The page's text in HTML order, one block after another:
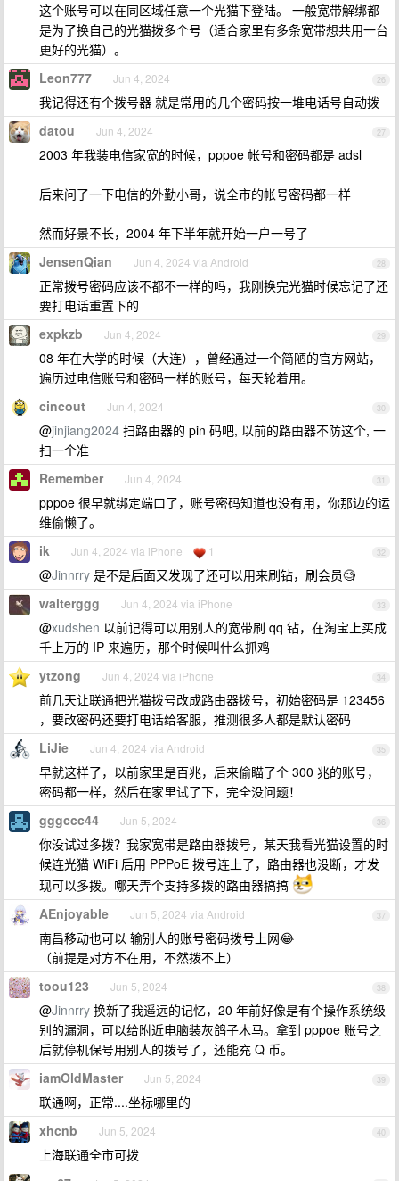
这个账号可以在同区域任意一个光猫下登陆。 一般宽带解绑都
是为了换自己的光猫拨多个号（适合家里有多条宽带想共用一台
更好的光猫）。
26
Leon777 Jun 4, 2024
我记得还有个拨号器 就是常用的几个密码按一堆电话号自动拨
27
datou Jun 4, 2024
2003 年我装电信家宽的时候，pppoe 帐号和密码都是 adsl
后来问了一下电信的外勤小哥，说全市的帐号密码都一样
然而好景不长，2004 年下半年就开始一户一号了
28
JensenQian Jun 4, 2024 via Android
正常拨号密码应该不都不一样的吗，我刚换完光猫时候忘记了还
要打电话重置下的
29
expkzb Jun 4, 2024
08 年在大学的时候（大连），曾经通过一个简陋的官方网站，
遍历过电信账号和密码一样的账号，每天轮着用。
30
cincout Jun 4, 2024
@jinjiang2024 扫路由器的 pin 码吧, 以前的路由器不防这个, 一
扫一个准
31
Remember Jun 4, 2024
pppoe 很早就绑定端口了，账号密码知道也没有用，你那边的运
维偷懒了。
32
ik Jun 4, 2024 via iPhone 1
@Jinnrry 是不是后面又发现了还可以用来刷钻，刷会员🧐
33
walterggg Jun 4, 2024 via iPhone
@xudshen 以前记得可以用别人的宽带刷 qq 钻，在淘宝上买成
千上万的 IP 来遍历，那个时候叫什么抓鸡
34
ytzong Jun 4, 2024 via iPhone
前几天让联通把光猫拨号改成路由器拨号，初始密码是 123456
，要改密码还要打电话给客服，推测很多人都是默认密码
35
LiJie Jun 4, 2024 via Android
早就这样了，以前家里是百兆，后来偷瞄了个 300 兆的账号，
密码都一样，然后在家里试了下，完全没问题！
36
gggccc44 Jun 5, 2024
你没试过多拨？我家宽带是路由器拨号，某天我看光猫设置的时
候连光猫 WiFi 后用 PPPoE 拨号连上了，路由器也没断，才发
现可以多拨。哪天弄个支持多拨的路由器搞搞
37
AEnjoyable Jun 5, 2024 via Android
南昌移动也可以 输别人的账号密码拨号上网😂
（前提是对方不在用，不然拨不上）
38
toou123 Jun 5, 2024
@Jinnrry 换新了我遥远的记忆，20 年前好像是有个操作系统级
别的漏洞，可以给附近电脑装灰鸽子木马。拿到 pppoe 账号之
后就停机保号用别人的拨号了，还能充 Q 币。
39
iamOldMaster Jun 5, 2024
联通啊，正常....坐标哪里的
40
xhcnb Jun 5, 2024
上海联通全市可拨